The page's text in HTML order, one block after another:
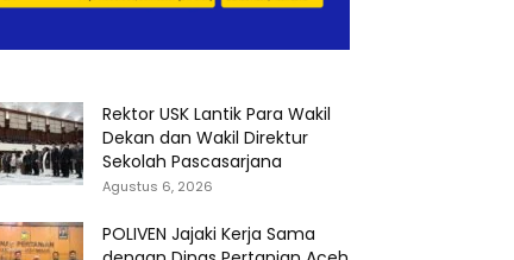
Rektor USK Lantik Para Wakil
Dekan dan Wakil Direktur
Sekolah Pascasarjana
Agustus 6, 2026
POLIVEN Jajaki Kerja Sama